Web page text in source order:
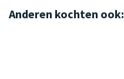
Anderen kochten ook: